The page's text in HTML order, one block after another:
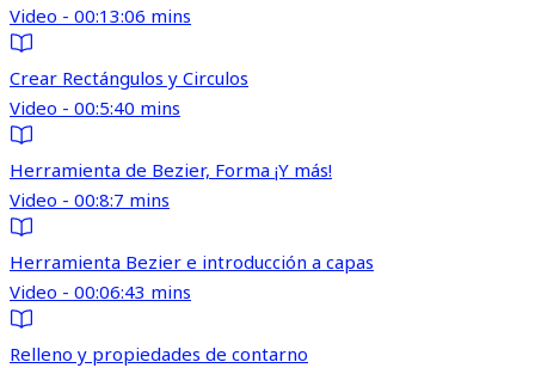
Video - 00:13:06 mins
Crear Rectángulos y Circulos
Video - 00:5:40 mins
Herramienta de Bezier, Forma ¡Y más!
Video - 00:8:7 mins
Herramienta Bezier e introducción a capas
Video - 00:06:43 mins
Relleno y propiedades de contarno